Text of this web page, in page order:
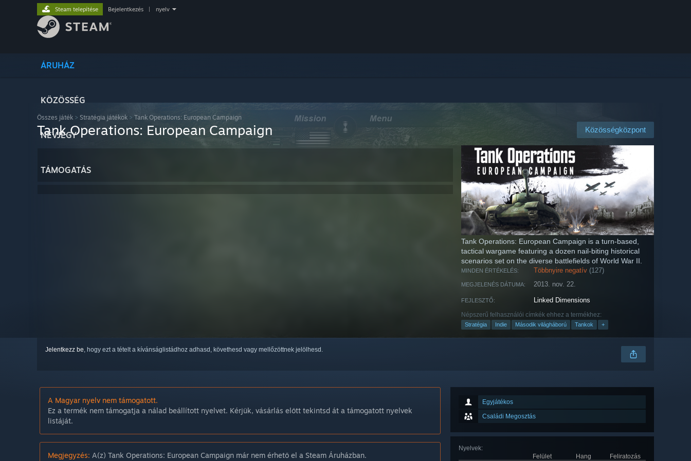
ÁRUHÁZ
KÖZÖSSÉG
NÉVJEGY
TÁMOGATÁS
Steam telepítése Bejelentkezés nyelv
Összes játék > Stratégia játékok > Tank Operations: European Campaign
Közösségközpont
Tank Operations: European Campaign
Tank Operations: European Campaign is a turn-based,
tactical wargame featuring a dozen nail-biting historical
scenarios set on the diverse battlefields of World War II.
MINDEN ÉRTÉKELÉS: Többnyire negatív (127)
MEGJELENÉS DÁTUMA: 2013. nov. 22.
FEJLESZTŐ: Linked Dimensions
Népszerű felhasználói címkék ehhez a termékhez:
Stratégia Indie Második világháború Tankok +
Jelentkezz be, hogy ezt a tételt a kívánságlistádhoz adhasd, követhesd vagy mellőzöttnek jelölhesd.
Egyjátékos
Családi Megosztás
Nyelvek:
Felület
Hang
Feliratozás
A Magyar nyelv nem támogatott.
Ez a termék nem támogatja a nálad beállított nyelvet. Kérjük, vásárlás előtt tekintsd át a támogatott nyelvek
listáját.
Megjegyzés: A(z) Tank Operations: European Campaign már nem érhető el a Steam Áruházban.